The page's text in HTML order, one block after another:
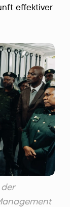
effektiver